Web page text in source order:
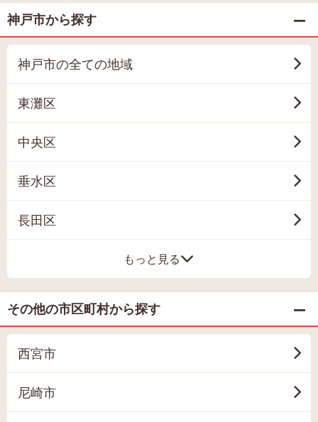
神戸市から探す
神戸市の全ての地域
東灘区
中央区
垂水区
長田区
もっと見る
その他の市区町村から探す
西宮市
尼崎市